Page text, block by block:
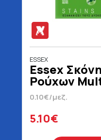
ESSEX
Essex
Ρούχων
2.4 kg
0.10€/μεζ.
5.10€